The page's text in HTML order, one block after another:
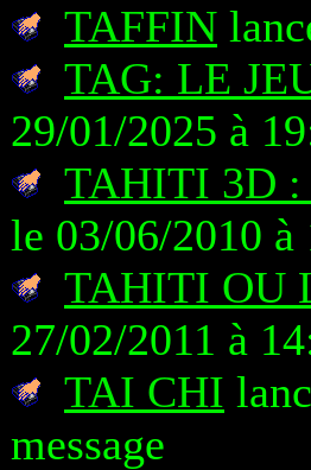
TAFFIN
TAG: LE
29/01/2025 à
TAHITI 3D :
le 03/06/2010 à
TAHITI OU
27/02/2011 à
TAI CHI
message